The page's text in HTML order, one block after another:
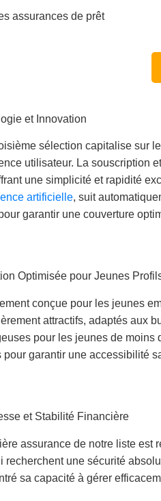
assurances de prêt
et Innovation
sélection capitalise sur
utilisateur. La souscription
une simplicité et rapidité
artificielle, suit
garantir une couverture
Optimisée pour Jeunes
conçue pour les jeunes
attractifs, adaptés aux
pour les jeunes de moins
pour garantir une accessibilité
et Stabilité Financière
assurance de notre liste
recherchent une sécurité
sa capacité à gérer